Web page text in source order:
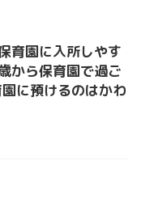
育園に入所しやす
から保育園で過ご
に預けるのはかわ